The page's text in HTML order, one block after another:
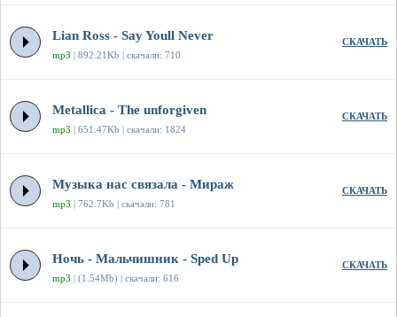
Lian Ross - Say Youll Never
mp3 | 892.21Kb | скачали: 710
СКАЧАТЬ
Metallica - The unforgiven
mp3 | 651.47Kb | скачали: 1824
СКАЧАТЬ
Музыка нас связала - Мираж
mp3 | 762.7Kb | скачали: 781
СКАЧАТЬ
Ночь - Мальчишник - Sped Up
mp3 | (1.54Mb) | скачали: 616
СКАЧАТЬ